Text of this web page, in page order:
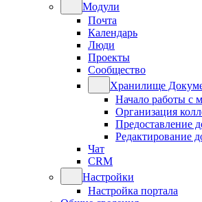
Модули
Почта
Календарь
Люди
Проекты
Сообщество
Хранилище
Начало работы с
Организация
Предоставление
Редактирование
Чат
CRM
Настройки
Настройка портала